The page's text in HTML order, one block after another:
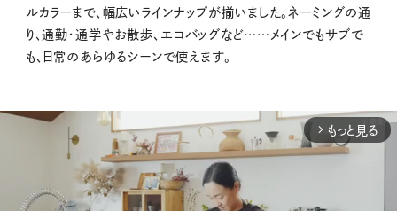
ルカラーまで、幅広いラインナップが揃いました。ネーミングの通
り、通勤・通学やお散歩、エコバッグなど…… メインでもサブで
も、日常のあらゆるシーンで使えます。
arrow_forward_ios もっと見る